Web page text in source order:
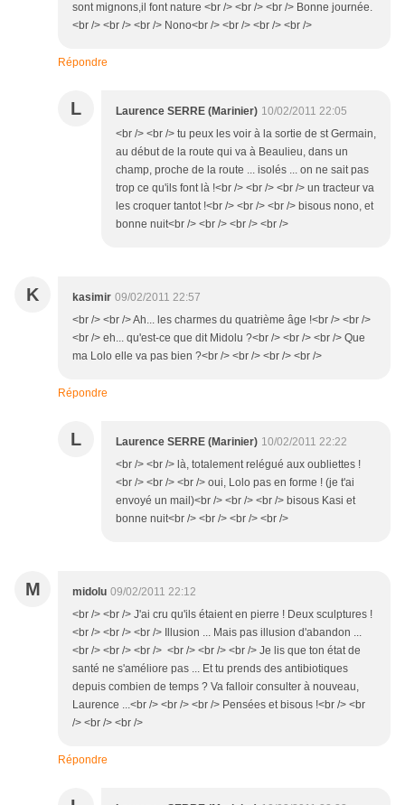
sont mignons,il font nature <br /> <br /> <br /> Bonne journée.
<br /> <br /> <br /> Nono<br /> <br /> <br /> <br />
Répondre
L Laurence SERRE (Marinier) 10/02/2011 22:05
<br /> <br /> tu peux les voir à la sortie de st Germain,
au début de la route qui va à Beaulieu, dans un
champ, proche de la route ... isolés ... on ne sait pas
trop ce qu'ils font là !<br /> <br /> <br /> un tracteur va
les croquer tantot !<br /> <br /> <br /> bisous nono, et
bonne nuit<br /> <br /> <br /> <br />
K kasimir 09/02/2011 22:57
<br /> <br /> Ah... les charmes du quatrième âge !<br /> <br />
<br /> eh... qu'est-ce que dit Midolu ?<br /> <br /> <br /> Que
ma Lolo elle va pas bien ?<br /> <br /> <br /> <br />
Répondre
L Laurence SERRE (Marinier) 10/02/2011 22:22
<br /> <br /> là, totalement relégué aux oubliettes !
<br /> <br /> <br /> oui, Lolo pas en forme ! (je t'ai
envoyé un mail)<br /> <br /> <br /> bisous Kasi et
bonne nuit<br /> <br /> <br /> <br />
M midolu 09/02/2011 22:12
<br /> <br /> J'ai cru qu'ils étaient en pierre ! Deux sculptures !
<br /> <br /> <br /> Illusion ... Mais pas illusion d'abandon ...
<br /> <br /> <br /> <br /> <br /> <br /> Je lis que ton état de
santé ne s'améliore pas ... Et tu prends des antibiotiques
depuis combien de temps ? Va falloir consulter à nouveau,
Laurence ...<br /> <br /> <br /> Pensées et bisous !<br /> <br
/> <br /> <br />
Répondre